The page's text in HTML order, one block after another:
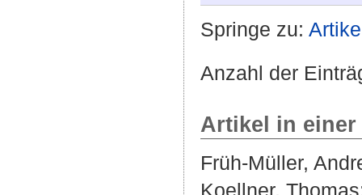
Springe zu:
Anzahl der
Artikel in
Früh-Müller,
Koellner, Thomas